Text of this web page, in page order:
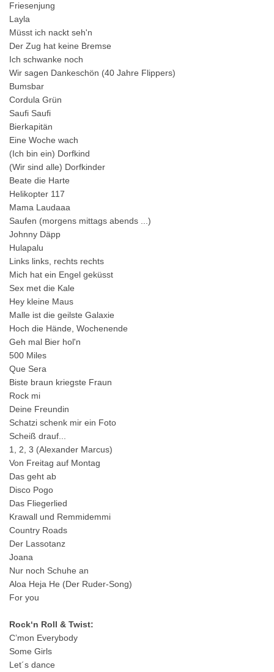
Friesenjung
Layla
Müsst ich nackt seh'n
Der Zug hat keine Bremse
Ich schwanke noch
Wir sagen Dankeschön (40 Jahre Flippers)
Bumsbar
Cordula Grün
Saufi Saufi
Bierkapitän
Eine Woche wach
(Ich bin ein) Dorfkind
(Wir sind alle) Dorfkinder
Beate die Harte
Helikopter 117
Mama Laudaaa
Saufen (morgens mittags abends ...)
Johnny Däpp
Hulapalu
Links links, rechts rechts
Mich hat ein Engel geküsst
Sex met die Kale
Hey kleine Maus
Malle ist die geilste Galaxie
Hoch die Hände, Wochenende
Geh mal Bier hol'n
500 Miles
Que Sera
Biste braun kriegste Fraun
Rock mi
Deine Freundin
Schatzi schenk mir ein Foto
Scheiß drauf...
1, 2, 3 (Alexander Marcus)
Von Freitag auf Montag
Das geht ab
Disco Pogo
Das Fliegerlied
Krawall und Remmidemmi
Country Roads
Der Lassotanz
Joana
Nur noch Schuhe an
Aloa Heja He (Der Ruder-Song)
For you
Rock‘n Roll & Twist:
C’mon Everybody
Some Girls
Let´s dance